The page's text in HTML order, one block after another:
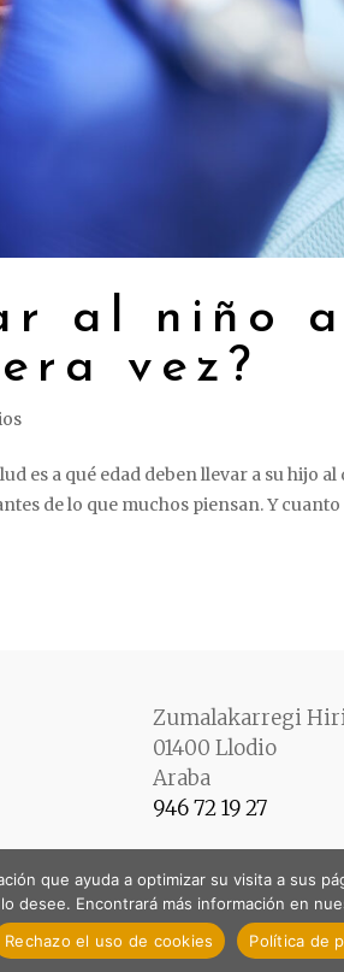
al niño
vez?
es a qué edad deben llevar a su hijo al
de lo que muchos piensan. Y cuanto
Zumalakarregi
01400 Llodio
Araba
946 72 19 27
que ayuda a optimizar su visita a sus
desee. Encontrará más información en
Rechazo el uso de cookies Política de